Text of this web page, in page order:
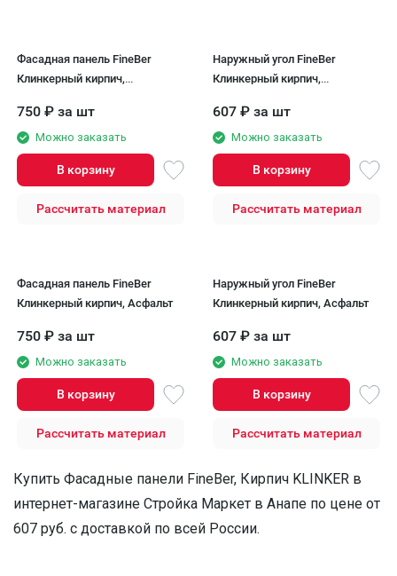
Фасадная панель FineBer
Клинкерный кирпич,
750 ₽ за шт
Можно заказать
В корзину
Рассчитать материал
Наружный угол FineBer
Клинкерный кирпич,
607 ₽ за шт
Можно заказать
В корзину
Рассчитать материал
Фасадная панель FineBer
Клинкерный кирпич, Асфальт
750 ₽ за шт
Можно заказать
В корзину
Рассчитать материал
Наружный угол FineBer
Клинкерный кирпич, Асфальт
607 ₽ за шт
Можно заказать
В корзину
Рассчитать материал
Купить Фасадные панели FineBer, Кирпич KLINKER в
интернет-магазине Стройка Маркет в Анапе по цене от
607 руб. с доставкой по всей России.